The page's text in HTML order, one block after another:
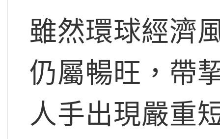
雖然環球經濟
仍屬暢旺，帶
人手出現嚴重